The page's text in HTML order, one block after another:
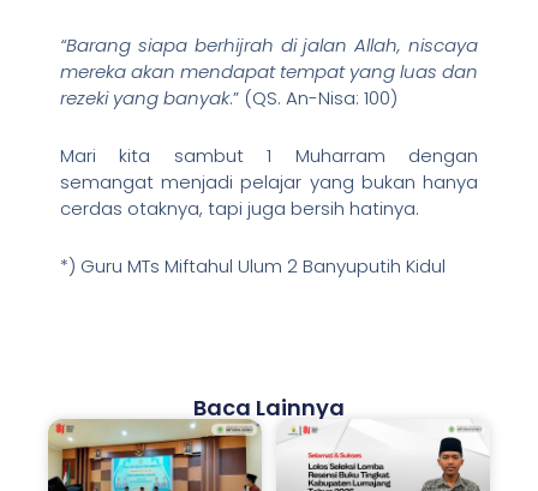
“Barang siapa berhijrah di jalan Allah, niscaya
mereka akan mendapat tempat yang luas dan
rezeki yang banyak.” (QS. An-Nisa: 100)
Mari kita sambut 1 Muharram dengan
semangat menjadi pelajar yang bukan hanya
cerdas otaknya, tapi juga bersih hatinya.
*) Guru MTs Miftahul Ulum 2 Banyuputih Kidul
Baca Lainnya